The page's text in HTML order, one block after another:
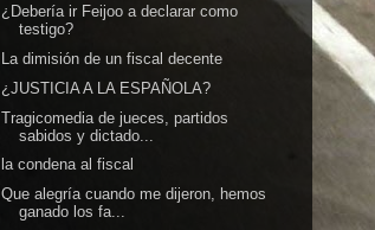
¿Debería ir Feijoo a declarar como
testigo?
La dimisión de un fiscal decente
¿JUSTICIA A LA ESPAÑOLA?
Tragicomedia de jueces, partidos
sabidos y dictado...
la condena al fiscal
Que alegría cuando me dijeron, hemos
ganado los fa...